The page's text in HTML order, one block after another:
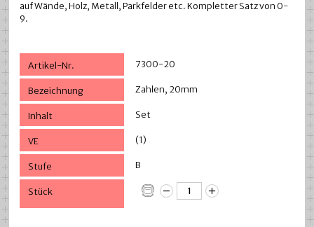
auf Wände, Holz, Metall, Parkfelder etc. Kompletter Satz von 0-
9.
7300-20
Zahlen, 20mm
Set
(1)
B